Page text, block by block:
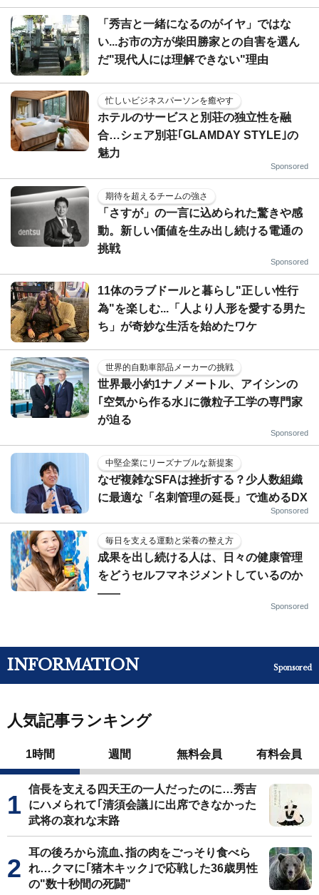
「秀吉と一緒になるのがイヤ」ではな
い...お市の方が柴田勝家との自害を選ん
だ"現代人には理解できない"理由
忙しいビジネスパーソンを癒やす
ホテルのサービスと別荘の独立性を融
合…シェア別荘｢GLAMDAY STYLE｣の
魅力
Sponsored
期待を超えるチームの強さ
「さすが」の一言に込められた驚きや感
動。新しい価値を生み出し続ける電通の
挑戦
Sponsored
11体のラブドールと暮らし"正しい性行
為"を楽しむ...「人より人形を愛する男た
ち」が奇妙な生活を始めたワケ
世界的自動車部品メーカーの挑戦
世界最小約1ナノメートル、アイシンの
｢空気から作る水｣に微粒子工学の専門家
が迫る
Sponsored
中堅企業にリーズナブルな新提案
なぜ複雑なSFAは挫折する？少人数組織
に最適な「名刺管理の延長」で進めるDX
Sponsored
毎日を支える運動と栄養の整え方
成果を出し続ける人は、日々の健康管理
をどうセルフマネジメントしているのか
——
Sponsored
INFORMATION Sponsored
人気記事ランキング
1時間 週間 無料会員 有料会員
信長を支える四天王の一人だったのに…秀吉
にハメられて｢清須会議｣に出席できなかった
武将の哀れな末路
耳の後ろから流血､指の肉をごっそり食べら
れ…クマに｢猪木キック｣で応戦した36歳男性
の"数十秒間の死闘"